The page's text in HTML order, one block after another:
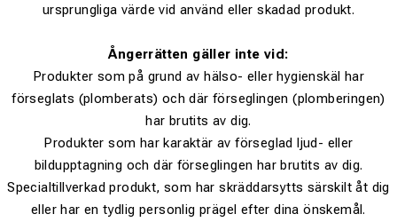
ursprungliga värde vid använd eller skadad produkt.
Ångerrätten gäller inte vid:
Produkter som på grund av hälso- eller hygienskäl har
förseglats (plomberats) och där förseglingen (plomberingen)
har brutits av dig.
Produkter som har karaktär av förseglad ljud- eller
bildupptagning och där förseglingen har brutits av dig.
Specialtillverkad produkt, som har skräddarsytts särskilt åt dig
eller har en tydlig personlig prägel efter dina önskemål.